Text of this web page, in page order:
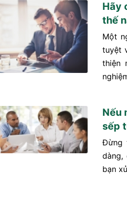
Hãy
thế
Một
tuyệt
thiện
Nếu
sếp
Đừng
bạn